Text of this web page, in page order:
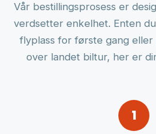
Vår bestillingsprosess er
verdsetter enkelhet. Enten
flyplass for første gang
over landet biltur, her er
1